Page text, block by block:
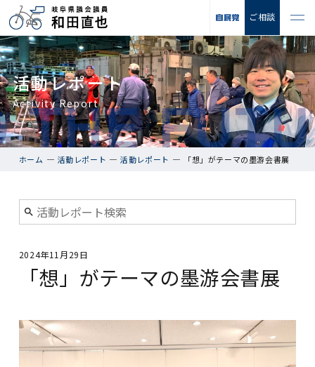
ご相談
活動レポート
Activity Report
ホーム 活動レポート 活動レポート 「想」がテーマの墨游会書展
2024年11月29日
「想」がテーマの墨游会書展